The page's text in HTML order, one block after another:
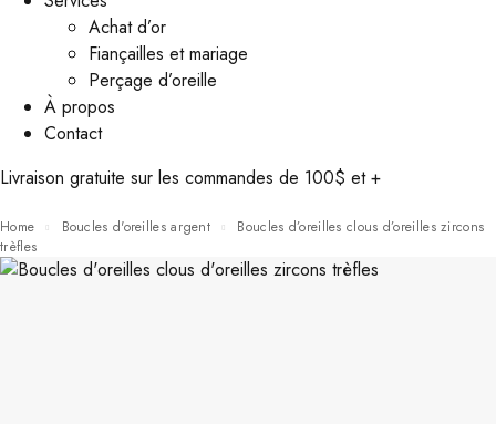
Achat d’or
Fiançailles et mariage
Perçage d’oreille
À propos
Contact
Livraison gratuite sur les commandes de 100$ et +
Home Boucles d'oreilles argent
Boucles d’oreilles clous d’oreilles zircons
trèfles